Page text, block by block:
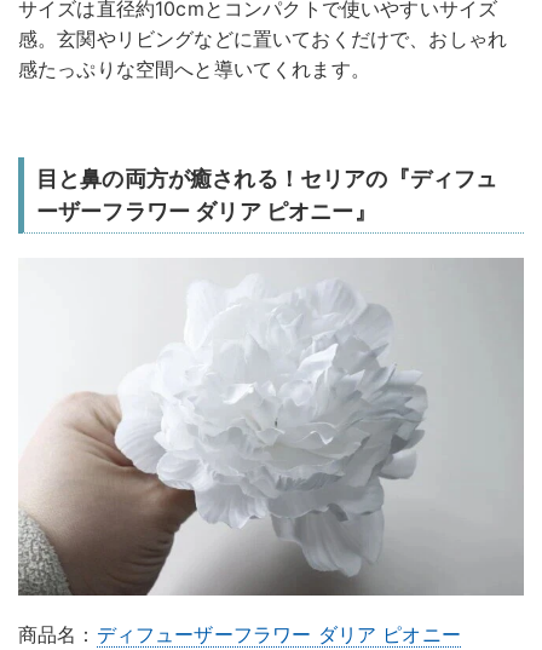
サイズは直径約10cmとコンパクトで使いやすいサイズ
感。玄関やリビングなどに置いておくだけで、おしゃれ
感たっぷりな空間へと導いてくれます。
目と鼻の両方が癒される！セリアの『ディフュ
ーザーフラワー ダリア ピオニー』
商品名： ディフューザーフラワー ダリア ピオニー